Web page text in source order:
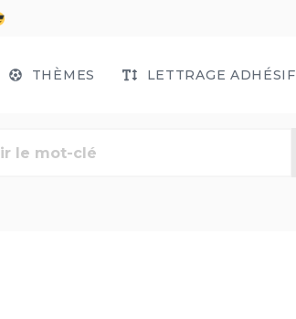
THÈMES LETTRAGE ADHÉSIF